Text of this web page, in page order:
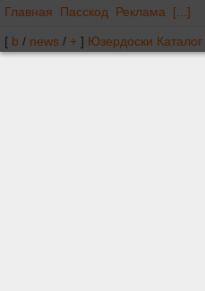
Главная Пасскод Реклама [...]
[ b / news / + ] Юзердоски Каталог